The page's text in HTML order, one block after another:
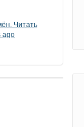
Читать
ago